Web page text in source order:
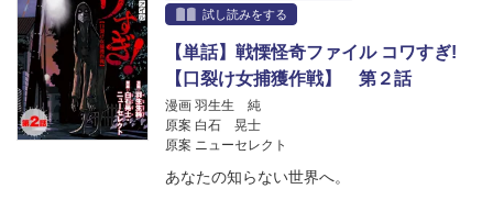
試し読みをする
【単話】戦慄怪奇ファイル コワすぎ!
【口裂け女捕獲作戦】 第２話
漫画 羽生生 純
原案 白石 晃士
原案 ニューセレクト
あなたの知らない世界へ。